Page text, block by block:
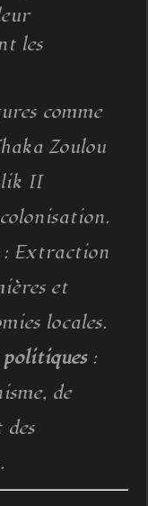
les
comme
Zoulou
II
Extraction
et
locales.
:
de
des